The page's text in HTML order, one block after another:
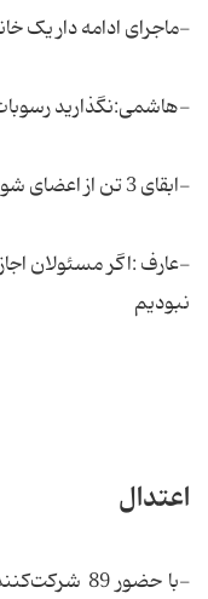
-ماجرای ادامه دار یک
-هاشمی:نگذارید
-ابقای 3 تن از اعضای شورای نگهبان و انتصاب عضو جدید
-عارف :اگر مسئولان
نبودیم
اعتدال
-با حضور